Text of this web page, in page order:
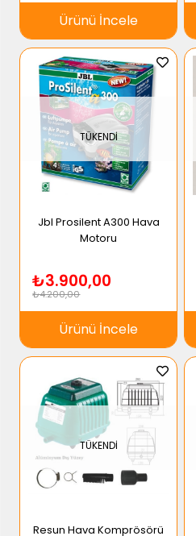
Ürünü İncele
TÜKENDI
Jbl Prosilent A300 Hava
Motoru
₺3.900,00
₺4.200,00
Ürünü İncele
TÜKENDI
Resun Hava Komprösörü